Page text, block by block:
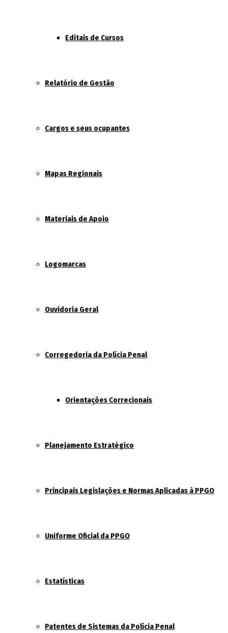
Editais de Cursos
Relatório de Gestão
Cargos e seus ocupantes
Mapas Regionais
Materiais de Apoio
Logomarcas
Ouvidoria Geral
Corregedoria da Polícia Penal
Orientações Correcionais
Planejamento Estratégico
Principais Legislações e Normas Aplicadas à PPGO
Uniforme Oficial da PPGO
Estatísticas
Patentes de Sistemas da Polícia Penal